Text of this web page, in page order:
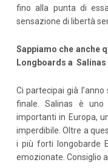
fino alla punta di
sensazione di libertà
Sappiamo che anche
Longboards a
Ci partecipai già
finale. Salinas è
importanti in Europa,
imperdibile. Oltre a
i più forti longobarde
emozionate. Consiglio